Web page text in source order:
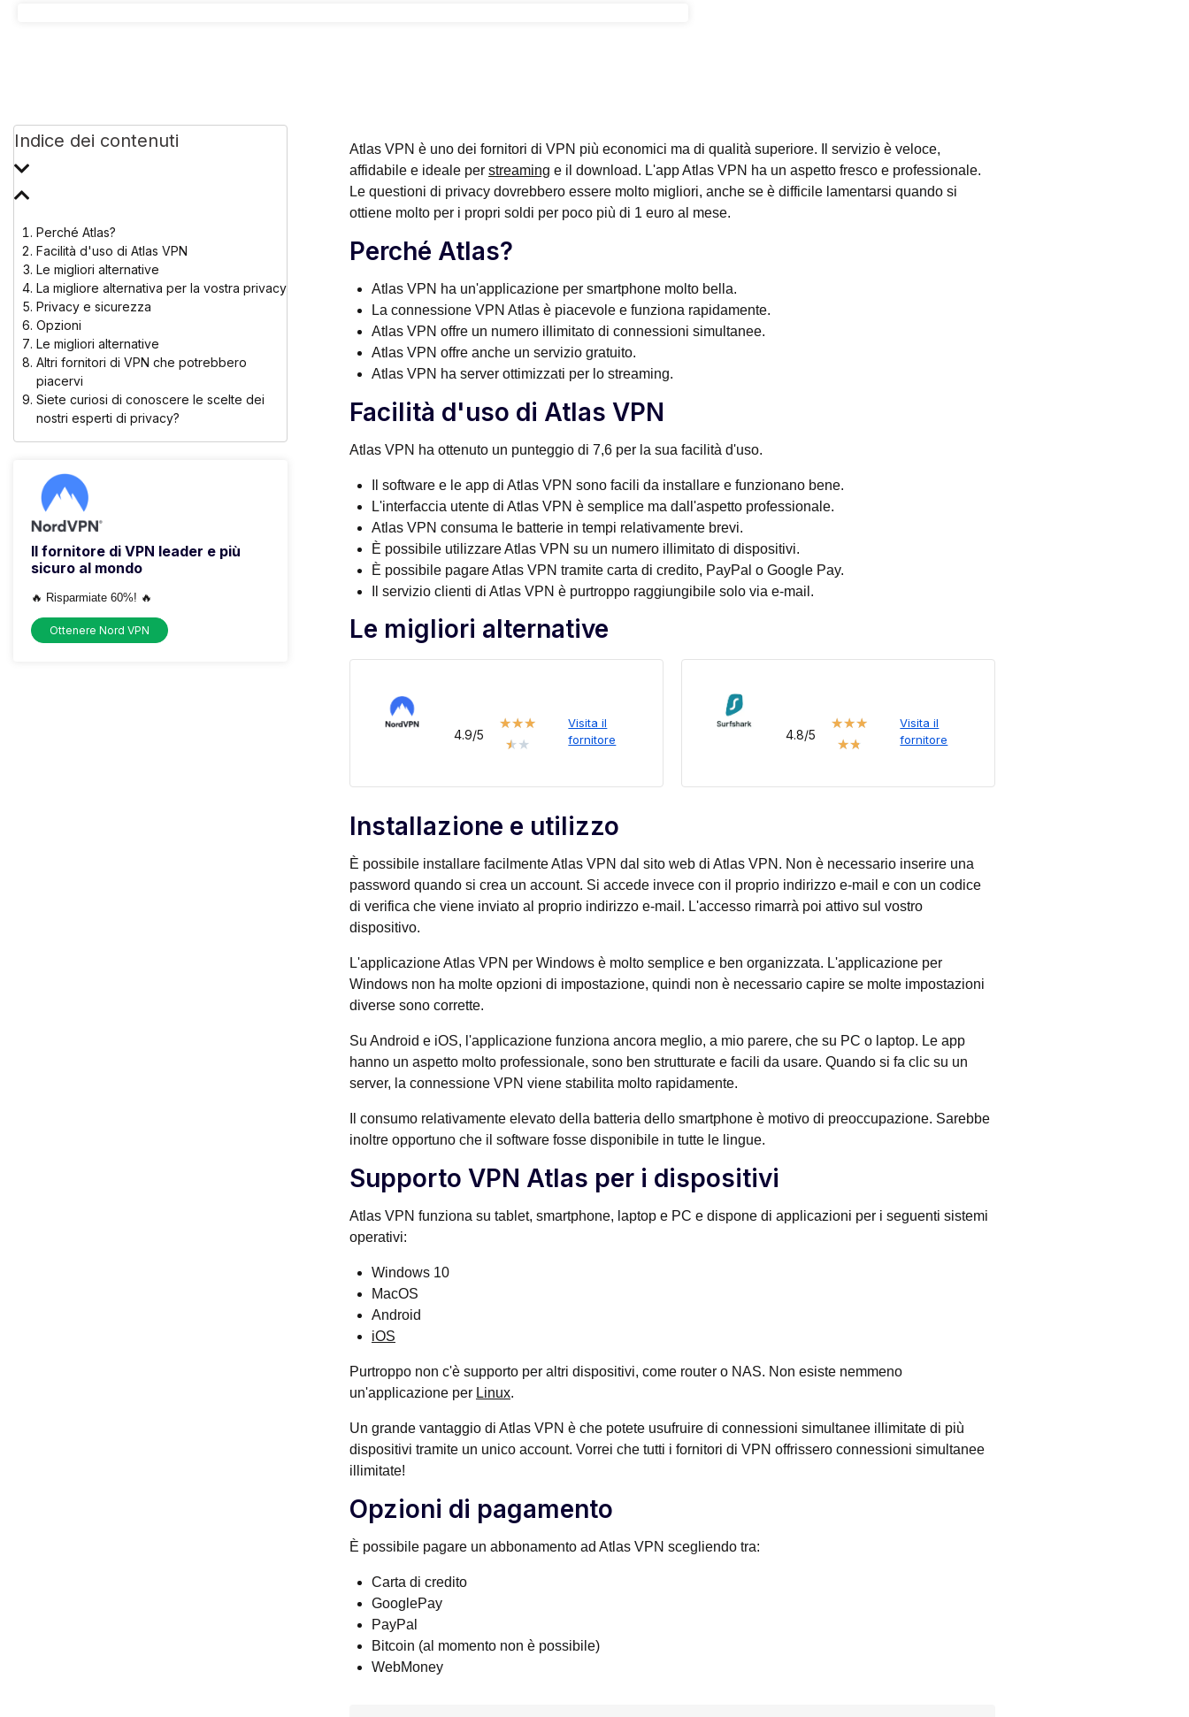
Indice dei contenuti
Perché Atlas?
Facilità d'uso di Atlas VPN
Le migliori alternative
La migliore alternativa per la vostra privacy
Privacy e sicurezza
Opzioni
Le migliori alternative
Altri fornitori di VPN che potrebbero
piacervi
Siete curiosi di conoscere le scelte dei
nostri esperti di privacy?
Il fornitore di VPN leader e più
sicuro al mondo
🔥 Risparmiate 60%! 🔥
Ottenere Nord VPN
Atlas VPN è uno dei fornitori di VPN più economici ma di qualità superiore. Il servizio è veloce,
affidabile e ideale per streaming e il download. L'app Atlas VPN ha un aspetto fresco e professionale.
Le questioni di privacy dovrebbero essere molto migliori, anche se è difficile lamentarsi quando si
ottiene molto per i propri soldi per poco più di 1 euro al mese.
Perché Atlas?
Atlas VPN ha un'applicazione per smartphone molto bella.
La connessione VPN Atlas è piacevole e funziona rapidamente.
Atlas VPN offre un numero illimitato di connessioni simultanee.
Atlas VPN offre anche un servizio gratuito.
Atlas VPN ha server ottimizzati per lo streaming.
Facilità d'uso di Atlas VPN
Atlas VPN ha ottenuto un punteggio di 7,6 per la sua facilità d'uso.
Il software e le app di Atlas VPN sono facili da installare e funzionano bene.
L'interfaccia utente di Atlas VPN è semplice ma dall'aspetto professionale.
Atlas VPN consuma le batterie in tempi relativamente brevi.
È possibile utilizzare Atlas VPN su un numero illimitato di dispositivi.
È possibile pagare Atlas VPN tramite carta di credito, PayPal o Google Pay.
Il servizio clienti di Atlas VPN è purtroppo raggiungibile solo via e-mail.
Le migliori alternative
4.9/5
★★★
★★
Visita il
fornitore
4.8/5
★★★
★★
Visita il
fornitore
Installazione e utilizzo
È possibile installare facilmente Atlas VPN dal sito web di Atlas VPN. Non è necessario inserire una
password quando si crea un account. Si accede invece con il proprio indirizzo e-mail e con un codice
di verifica che viene inviato al proprio indirizzo e-mail. L'accesso rimarrà poi attivo sul vostro
dispositivo.
L'applicazione Atlas VPN per Windows è molto semplice e ben organizzata. L'applicazione per
Windows non ha molte opzioni di impostazione, quindi non è necessario capire se molte impostazioni
diverse sono corrette.
Su Android e iOS, l'applicazione funziona ancora meglio, a mio parere, che su PC o laptop. Le app
hanno un aspetto molto professionale, sono ben strutturate e facili da usare. Quando si fa clic su un
server, la connessione VPN viene stabilita molto rapidamente.
Il consumo relativamente elevato della batteria dello smartphone è motivo di preoccupazione. Sarebbe
inoltre opportuno che il software fosse disponibile in tutte le lingue.
Supporto VPN Atlas per i dispositivi
Atlas VPN funziona su tablet, smartphone, laptop e PC e dispone di applicazioni per i seguenti sistemi
operativi:
Windows 10
MacOS
Android
iOS
Purtroppo non c'è supporto per altri dispositivi, come router o NAS. Non esiste nemmeno
un'applicazione per Linux.
Un grande vantaggio di Atlas VPN è che potete usufruire di connessioni simultanee illimitate di più
dispositivi tramite un unico account. Vorrei che tutti i fornitori di VPN offrissero connessioni simultanee
illimitate!
Opzioni di pagamento
È possibile pagare un abbonamento ad Atlas VPN scegliendo tra:
Carta di credito
GooglePay
PayPal
Bitcoin (al momento non è possibile)
WebMoney